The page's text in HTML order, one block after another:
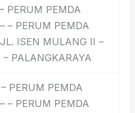
PERUM PEMDA
– PERUM PEMDA
ISEN MULANG II –
– PALANGKARAYA
PERUM PEMDA
– PERUM PEMDA